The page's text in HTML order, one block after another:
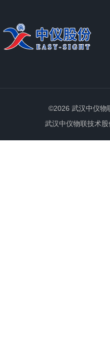
©2026 武汉中仪物
武汉中仪物联技术